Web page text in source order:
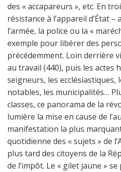
des « accapareurs », etc. En
résistance à l’appareil d’État
l’armée, la police ou la «
exemple pour libérer des
précédemment. Loin derrière
au travail (440), puis les actes
seigneurs, les ecclésiastiques,
notables, les municipalités…
classes, ce panorama de la
lumière la mise en cause de
manifestation la plus
quotidienne des « sujets » de
plus tard des citoyens de la
de l’impôt. Le « gilet jaune »